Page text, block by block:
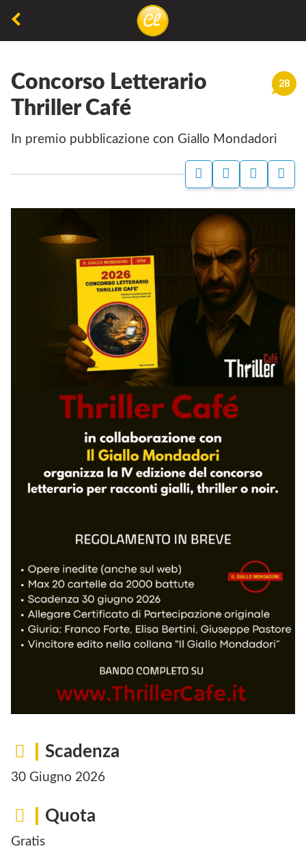
non
permette
camminare,
28
Concorso Letterario
Thriller Café
In premio pubblicazione con Giallo Mondadori
Scadenza
30 Giugno 2026
Quota
Gratis